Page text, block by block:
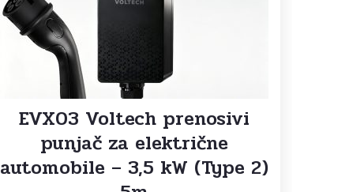
EVX03 Voltech prenosivi
punjač za električne
automobile – 3,5 kW (Type 2)